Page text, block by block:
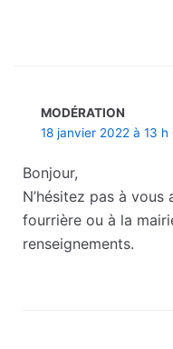
MODÉRATION
18 janvier 2022 à 13 h
Bonjour,
N’hésitez pas à
fourrière ou à la
renseignements.